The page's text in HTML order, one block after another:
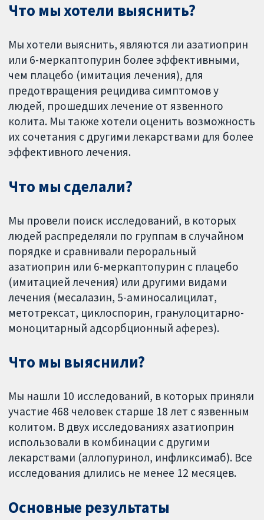
Что мы хотели выяснить?
Мы хотели выяснить, являются ли азатиоприн
или 6-меркаптопурин более эффективными,
чем плацебо (имитация лечения), для
предотвращения рецидива симптомов у
людей, прошедших лечение от язвенного
колита. Мы также хотели оценить возможность
их сочетания с другими лекарствами для более
эффективного лечения.
Что мы сделали?
Мы провели поиск исследований, в которых
людей распределяли по группам в случайном
порядке и сравнивали пероральный
азатиоприн или 6-меркаптопурин с плацебо
(имитацией лечения) или другими видами
лечения (месалазин, 5-аминосалицилат,
метотрексат, циклоспорин, гранулоцитарно-
моноцитарный адсорбционный аферез).
Что мы выяснили?
Мы нашли 10 исследований, в которых приняли
участие 468 человек старше 18 лет с язвенным
колитом. В двух исследованиях азатиоприн
использовали в комбинации с другими
лекарствами (аллопуринол, инфликсимаб). Все
исследования длились не менее 12 месяцев.
Основные результаты